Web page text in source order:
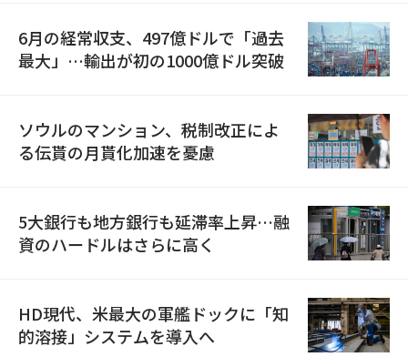
6月の経常収支、497億ドルで「過去
最大」…輸出が初の1000億ドル突破
ソウルのマンション、税制改正によ
る伝貰の月貰化加速を憂慮
5大銀行も地方銀行も延滞率上昇…融
資のハードルはさらに高く
HD現代、米最大の軍艦ドックに「知
的溶接」システムを導入へ